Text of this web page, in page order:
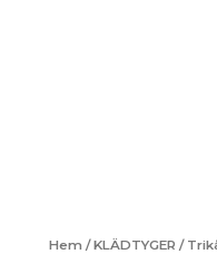
Hem /KLÄDTYGER /